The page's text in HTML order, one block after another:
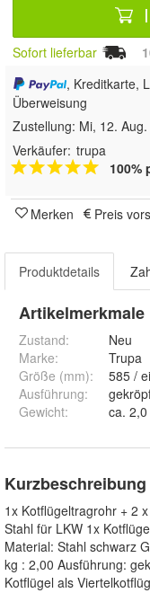
Sofort lieferbar
, Kreditkarte,
Überweisung
Zustellung: Mi, 12.
Verkäufer: trupa
100%
Merken Preis
Produktdetails
Artikelmerkmale
Zustand:
Neu
Marke:
Trupa
Größe (mm):
585 /
Ausführung:
Gewicht: ca. 2,0
Kurzbeschreibung
1x Kotflügeltragrohr + 2
Stahl für LKW 1x
Material: Stahl schwarz
kg : 2,00 Ausführung:
Kotflügel als